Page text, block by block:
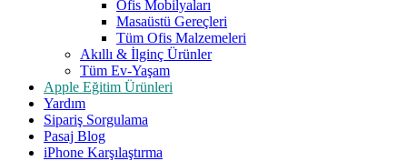
Ofis Mobilyaları
Masaüstü Gereçleri
Tüm Ofis Malzemeleri
Akıllı & İlginç Ürünler
Tüm Ev-Yaşam
Apple Eğitim Ürünleri
Yardım
Sipariş Sorgulama
Pasaj Blog
iPhone Karşılaştırma